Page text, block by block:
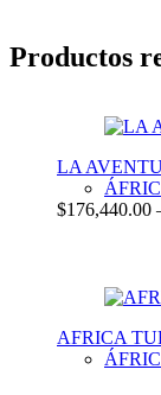
Productos
LA
$176,440.00
AFRICA